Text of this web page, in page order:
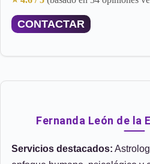
CONTACTAR
Fernanda León de la
Servicios destacados: